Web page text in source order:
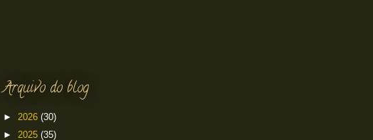
Arquivo do blog
► 2026 (30)
► 2025 (35)